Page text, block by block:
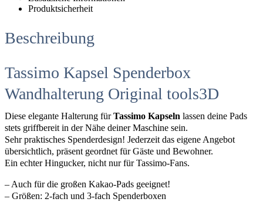
Produktsicherheit
Beschreibung
Tassimo Kapsel Spenderbox
Wandhalterung Original tools3D
Diese elegante Halterung fürTassimo Kapseln lassen deine Pads
stets griffbereit in der Nähe deiner Maschine sein.
Sehr praktisches Spenderdesign! Jederzeit das eigene Angebot
übersichtlich, präsent geordnet für Gäste und Bewohner.
Ein echter Hingucker, nicht nur für Tassimo-Fans.
– Auch für die großen Kakao-Pads geeignet!
– Größen: 2-fach und 3-fach Spenderboxen